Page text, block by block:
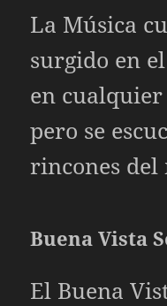
La Música
surgido en
en
pero se
rincones del
Buena Vista
El Buena